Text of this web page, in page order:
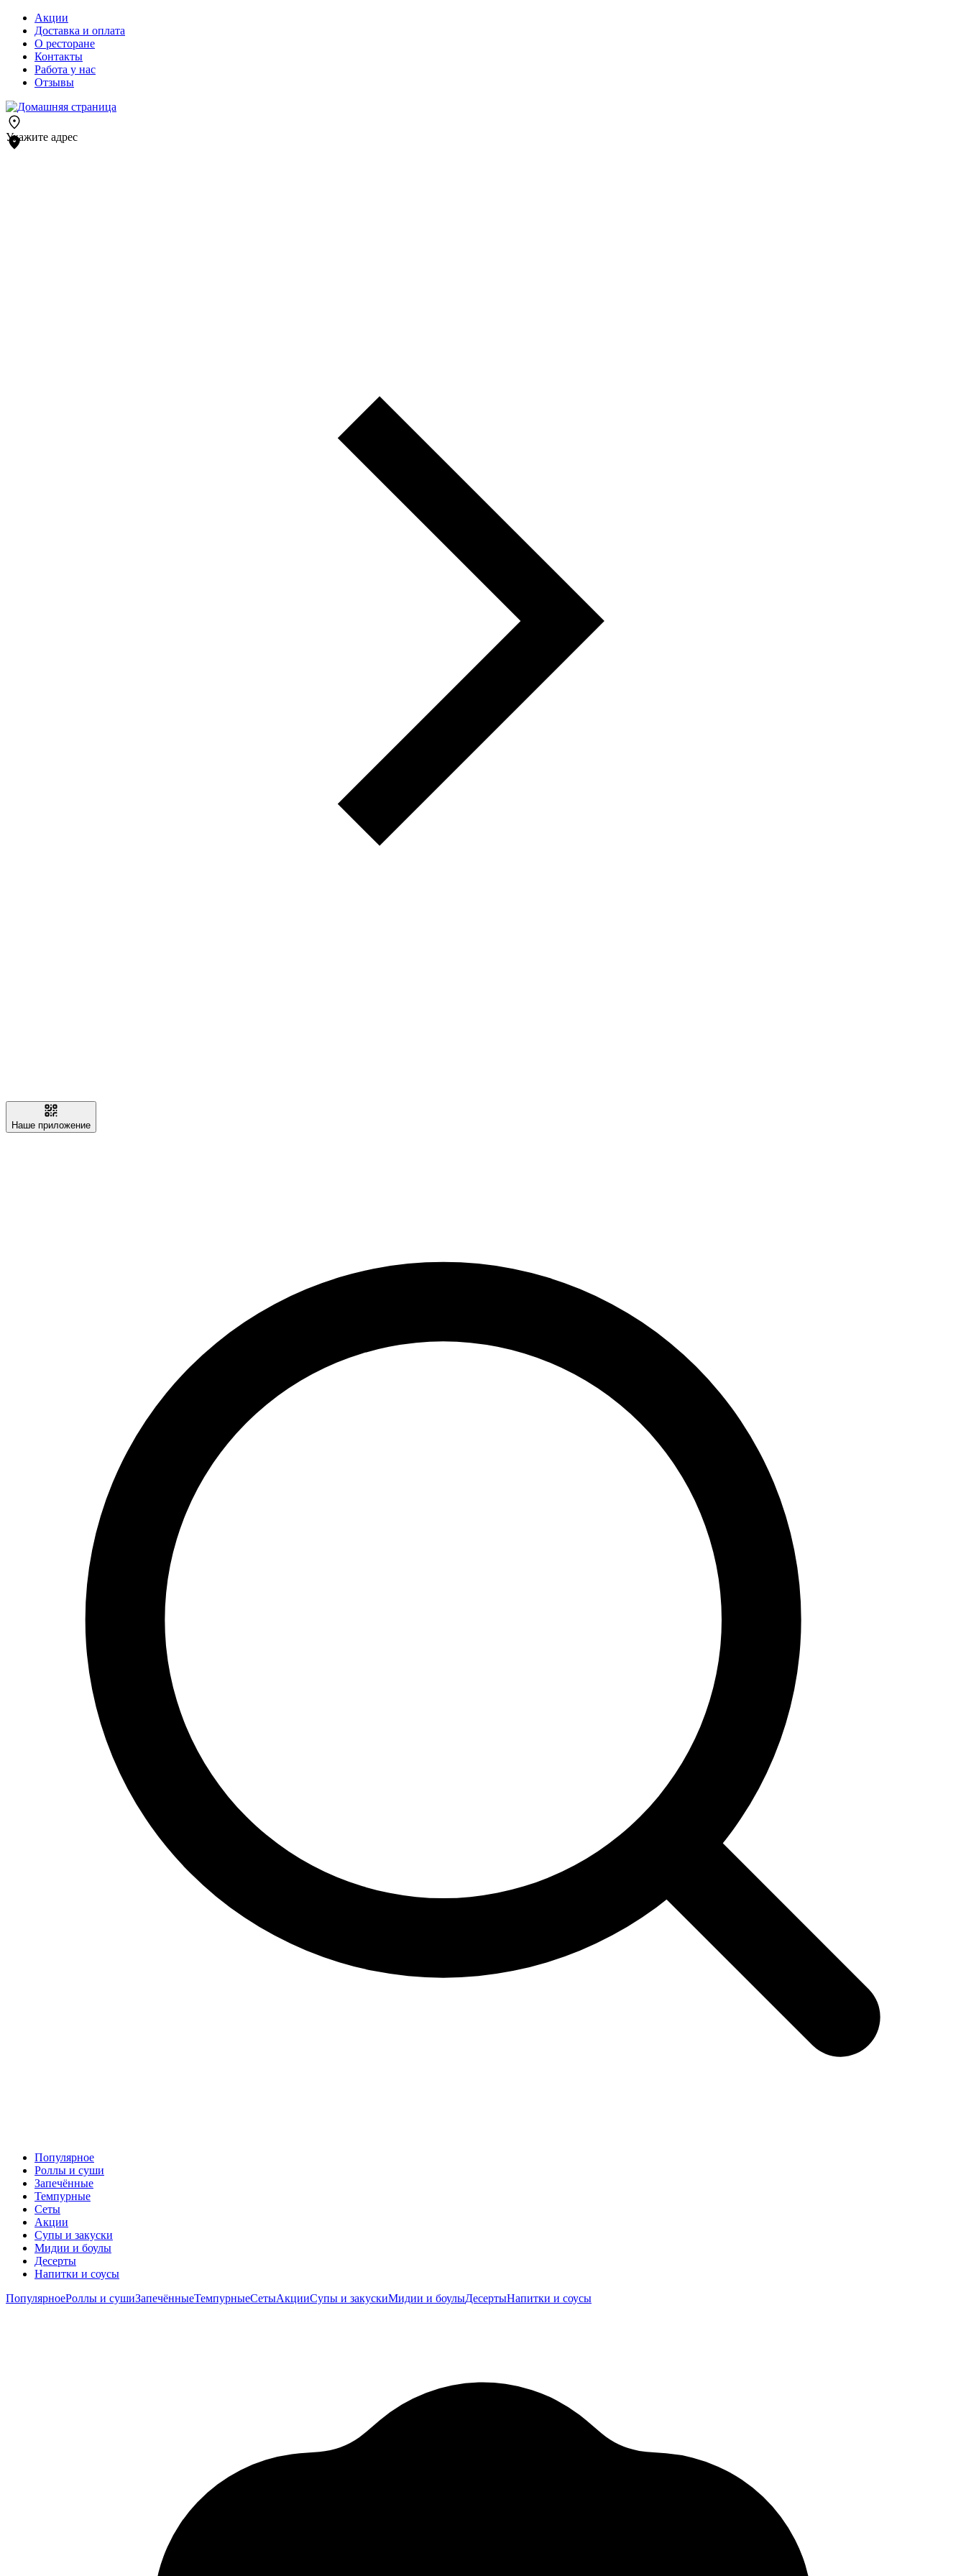
Акции
Доставка и оплата
О ресторане
Контакты
Работа у нас
Отзывы
Укажите адрес
Наше приложение
Популярное
Роллы и суши
Запечённые
Темпурные
Сеты
Акции
Супы и закуски
Мидии и боулы
Десерты
Напитки и соусы
ПопулярноеРоллы и сушиЗапечённыеТемпурныеСетыАкцииСупы и закускиМидии и боулыДесертыНапитки и соусы